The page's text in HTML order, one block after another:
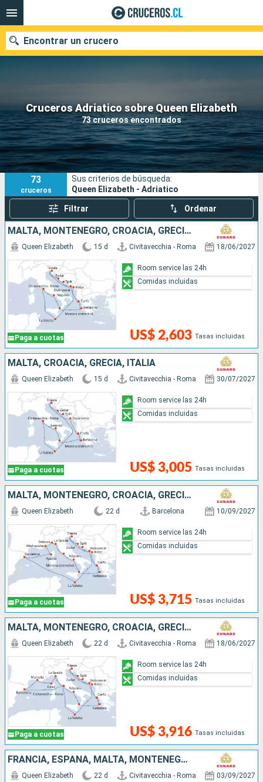
Cruceros Adriatico sobre Queen Elizabeth
73 cruceros encontrados
Encontrar un crucero
Nuestros destinos
Fecha de salida
Puertos Compañías
Buscar
73
cruceros
Sus criterios de búsqueda:
Queen Elizabeth - Adriatico
Filtrar Ordenar
MALTA, MONTENEGRO, CROACIA, GRECIA, ITALIA
Paga a cuotas
Queen Elizabeth 15 d Civitavecchia - Roma 18/06/2027
US$ 2,603 Tasas incluidas
Room service las 24h
Comidas incluidas
MALTA, CROACIA, GRECIA, ITALIA
Paga a cuotas
Queen Elizabeth 15 d Civitavecchia - Roma 30/07/2027
US$ 3,005 Tasas incluidas
Room service las 24h
Comidas incluidas
MALTA, MONTENEGRO, CROACIA, GRECIA, ITALIA, FRANCIA, ESPAÑA
Paga a cuotas
Queen Elizabeth 22 d Barcelona 10/09/2027
US$ 3,715 Tasas incluidas
Room service las 24h
Comidas incluidas
MALTA, MONTENEGRO, CROACIA, GRECIA, ITALIA, ESPAÑA, FRANCIA
Paga a cuotas
Queen Elizabeth 22 d Civitavecchia - Roma 18/06/2027
US$ 3,916 Tasas incluidas
Room service las 24h
Comidas incluidas
FRANCIA, ESPAÑA, MALTA, MONTENEGRO, CROACIA, GRECIA, ITALIA
Queen Elizabeth 22 d Civitavecchia - Roma 03/09/2027